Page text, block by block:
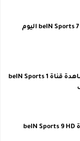
بين سبورت 7 | بث مباشر beIN Sports 7 HD اليوم
بث مباشر بين سبورت 1 | مشاهدة قناة beIN Sports 1
بين سبورت 9 | بث مباشر قناة beIN Sports 9 HD